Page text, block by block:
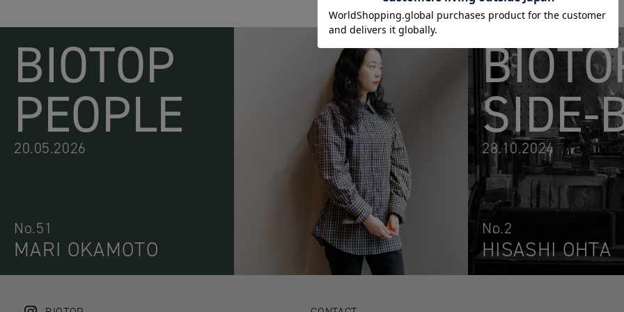
BIOTOP
PEOPLE
20.05.2026
No.51
MARI OKAMOTO
SIDE-
28.10.2024
No.2
HISASHI OHTA